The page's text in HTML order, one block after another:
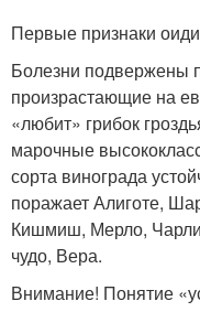
Первые признаки
Болезни подвержены
произрастающие на
«любит» грибок
марочные
сорта винограда
поражает Алиготе,
Кишмиш, Мерло,
чудо, Вера.
Внимание! Понятие